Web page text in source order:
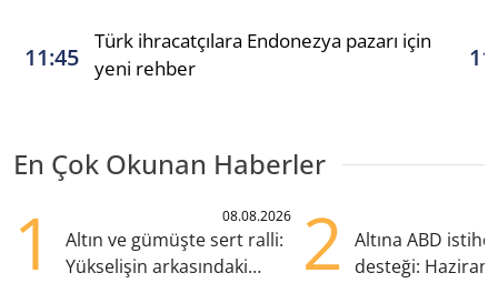
11:45
Türk ihracatçılara Endonezya pazarı için
yeni rehber
En Çok Okunan Haberler
1 08.08.2026
Altın ve gümüşte sert ralli:
Yükselişin arkasındaki
2
Altına ABD
desteği: